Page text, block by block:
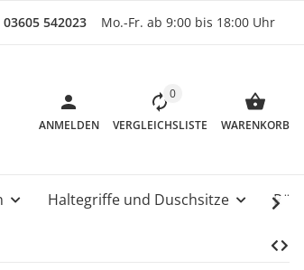
03605 542023 Mo.-Fr. ab 9:00 bis 18:00 Uhr
ANMELDEN
0
VERGLEICHSLISTE WARENKORB
Haltegriffe und Duschsitze